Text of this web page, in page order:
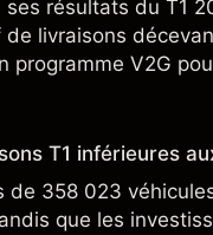
résultats du T1
livraisons
programme V2G
à son activité
T1 inférieures
de 358 023
que les